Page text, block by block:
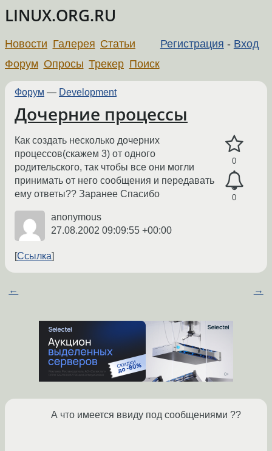
LINUX.ORG.RU
Регистрация - Вход
Новости Галерея Статьи
Форум Опросы Трекер Поиск
Форум — Development
Дочерние процессы
0
0
Как создать несколько дочерних
процессов(скажем 3) от одного
родительского, так чтобы все они могли
принимать от него сообщения и передавать
ему ответы?? Заранее Спасибо
anonymous
27.08.2002 09:09:55 +00:00
Ссылка
← →
А что имеется ввиду под сообщениями ??